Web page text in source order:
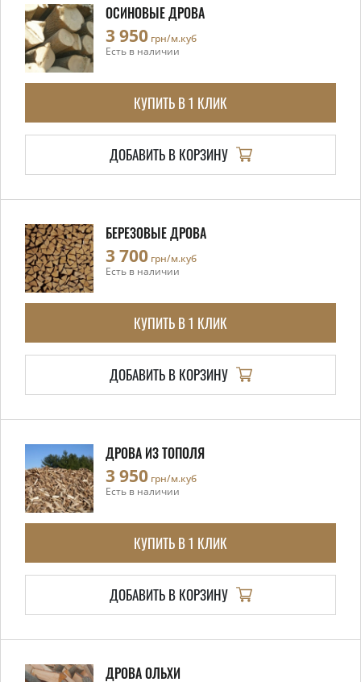
ОСИНОВЫЕ ДРОВА
3 950 грн/м.куб
Есть в наличии
КУПИТЬ В 1 КЛИК
ДОБАВИТЬ В КОРЗИНУ
БЕРЕЗОВЫЕ ДРОВА
3 700 грн/м.куб
Есть в наличии
КУПИТЬ В 1 КЛИК
ДОБАВИТЬ В КОРЗИНУ
ДРОВА ИЗ ТОПОЛЯ
3 950 грн/м.куб
Есть в наличии
КУПИТЬ В 1 КЛИК
ДОБАВИТЬ В КОРЗИНУ
ДРОВА ОЛЬХИ